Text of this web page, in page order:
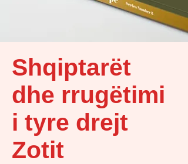
Shqiptarët
dhe rrugëtimi
i tyre drejt
Zotit